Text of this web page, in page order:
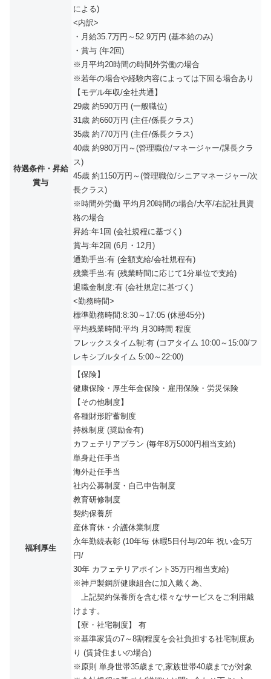
待遇条件・昇給
賞与
による)
<内訳>
・月給35.7万円～52.9万円 (基本給のみ)
・賞与 (年2回)
※月平均20時間の時間外労働の場合
※若年の場合や経験内容によっては下回る場合あり
【モデル年収/全社共通】
29歳 約590万円 (一般職位)
31歳 約660万円 (主任/係長クラス)
35歳 約770万円 (主任/係長クラス)
40歳 約980万円～(管理職位/マネージャー/課長クラ
ス)
45歳 約1150万円～(管理職位/シニアマネージャー/次
長クラス)
※時間外労働 平均月20時間の場合/大卒/右記社員資
格の場合
昇給:年1回 (会社規程に基づく)
賞与:年2回 (6月・12月)
通勤手当:有 (全額支給/会社規程有)
残業手当:有 (残業時間に応じて1分単位で支給)
退職金制度:有 (会社規定に基づく)
<勤務時間>
標準勤務時間:8:30～17:05 (休憩45分)
平均残業時間:平均 月30時間 程度
フレックスタイム制:有 (コアタイム 10:00～15:00/フ
レキシブルタイム 5:00～22:00)
福利厚生
【保険】
健康保険・厚生年金保険・雇用保険・労災保険
【その他制度】
各種財形貯蓄制度
持株制度 (奨励金有)
カフェテリアプラン (毎年8万5000円相当支給)
単身赴任手当
海外赴任手当
社内公募制度・自己申告制度
教育研修制度
契約保養所
産休育休・介護休業制度
永年勤続表彰 (10年毎 休暇5日付与/20年 祝い金5万
円/
30年 カフェテリアポイント35万円相当支給)
※神戸製鋼所健康組合に加入戴く為、
上記契約保養所を含む様々なサービスをご利用戴
けます。
【寮・社宅制度】 有
※基準家賃の7～8割程度を会社負担する社宅制度あ
り (賃貸住まいの場合)
※原則 単身世帯35歳まで,家族世帯40歳までが対象